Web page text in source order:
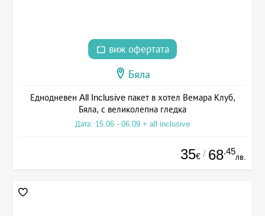
виж офертата
Бяла
Еднодневен All Inclusive пакет в хотел Вемара Клуб,
Бяла, с великолепна гледка
Дата: 15.06 - 06.09 + all inclusive
35€ / 68.45
лв.